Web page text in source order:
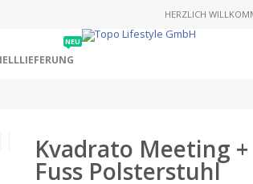
HERZLICH
NEU
Kvadrato Meeting
Fuss Polsterstuhl